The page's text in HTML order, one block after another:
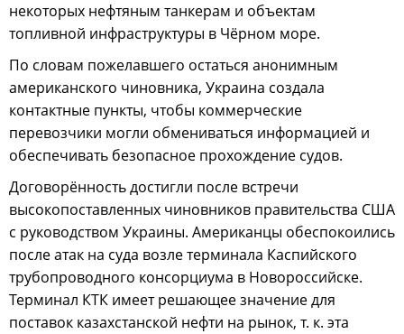
некоторых нефтяным танкерам и объектам
топливной инфраструктуры в Чёрном море.
По словам пожелавшего остаться анонимным
американского чиновника, Украина создала
контактные пункты, чтобы коммерческие
перевозчики могли обмениваться информацией и
обеспечивать безопасное прохождение судов.
Договорённость достигли после встречи
высокопоставленных чиновников правительства США
с руководством Украины. Американцы обеспокоились
после атак на суда возле терминала Каспийского
трубопроводного консорциума в Новороссийске.
Терминал КТК имеет решающее значение для
поставок казахстанской нефти на рынок, т. к. эта